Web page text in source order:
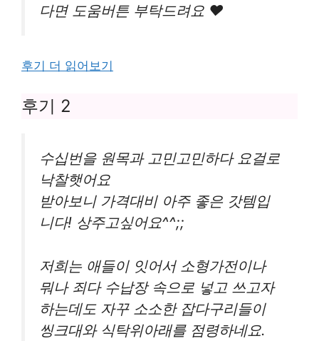
다면 도움버튼 부탁드려요 ♥
후기 더 읽어보기
후기 2
수십번을 원목과 고민고민하다 요걸로
낙찰햇어요
받아보니 가격대비 아주 좋은 갓템입
니다! 상주고싶어요^^;;
저희는 애들이 잇어서 소형가전이나
뭐나 죄다 수납장 속으로 넣고 쓰고자
하는데도 자꾸 소소한 잡다구리들이
씽크대와 식탁위아래를 점령하네요.